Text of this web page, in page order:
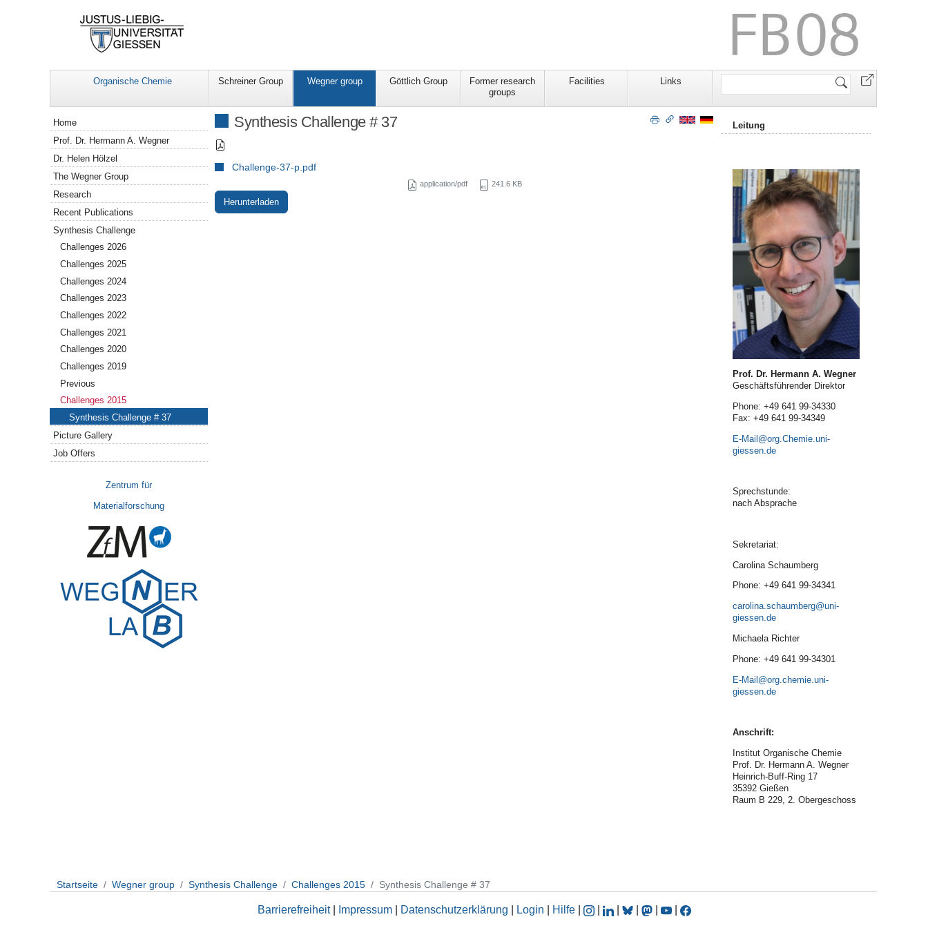
Organische Chemie Schreiner Group Wegner group Göttlich Group
Former research
groups
Facilities Links
Website
Synthesis Challenge # 37
Challenge-37-p.pdf
application/pdf 241.6 KB
Herunterladen
Navigation
Home
Prof. Dr. Hermann A. Wegner
Dr. Helen Hölzel
The Wegner Group
Research
Recent Publications
Synthesis Challenge
Challenges 2026
Challenges 2025
Challenges 2024
Challenges 2023
Challenges 2022
Challenges 2021
Challenges 2020
Challenges 2019
Previous
Challenges 2015
Synthesis Challenge # 37
Picture Gallery
Job Offers
Zentrum für
Materialforschung
Leitung
Prof. Dr. Hermann A. Wegner
Geschäftsführender Direktor
Phone: +49 641 99-34330
Fax: +49 641 99-34349
E-Mail
Sprechstunde:
nach Absprache
Sekretariat:
Carolina Schaumberg
Phone: +49 641 99-34341
carolina.schaumberg
Michaela Richter
Phone: +49 641 99-34301
E-Mail
Anschrift:
Institut Organische Chemie
Prof. Dr. Hermann A. Wegner
Heinrich-Buff-Ring 17
35392 Gießen
Raum B 229, 2. Obergeschoss
Startseite Wegner group Synthesis Challenge Challenges 2015 Synthesis Challenge # 37
Barrierefreiheit| Impressum| Datenschutzerklärung Login Hilfe| |